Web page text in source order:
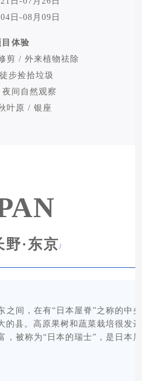
日-08月09日
目体验
剪 / 外来植物祛除
步捡拾垃圾
间自然观察
叶原 / 银座
野·东京/
间，在有“日本屋脊”之称的中
的县。高原果树和蔬菜栽培很发
被称为“日本的瑞士”，是日本